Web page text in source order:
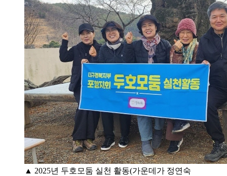
▲ 2025년 두호모둠 실천 활동(가운데가 정연숙